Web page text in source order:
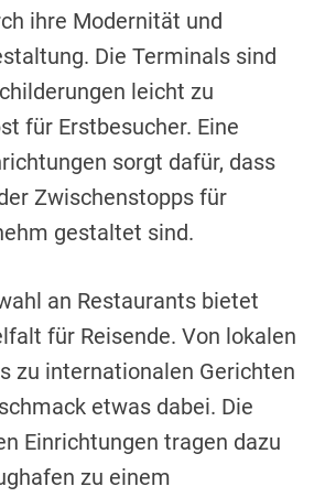
ihre Modernität und
Die Terminals sind
leicht zu
für Erstbesucher. Eine
sorgt dafür, dass
Zwischenstopps für
gestaltet sind.
an Restaurants bietet
für Reisende. Von lokalen
zu internationalen Gerichten
etwas dabei. Die
Einrichtungen tragen dazu
zu einem